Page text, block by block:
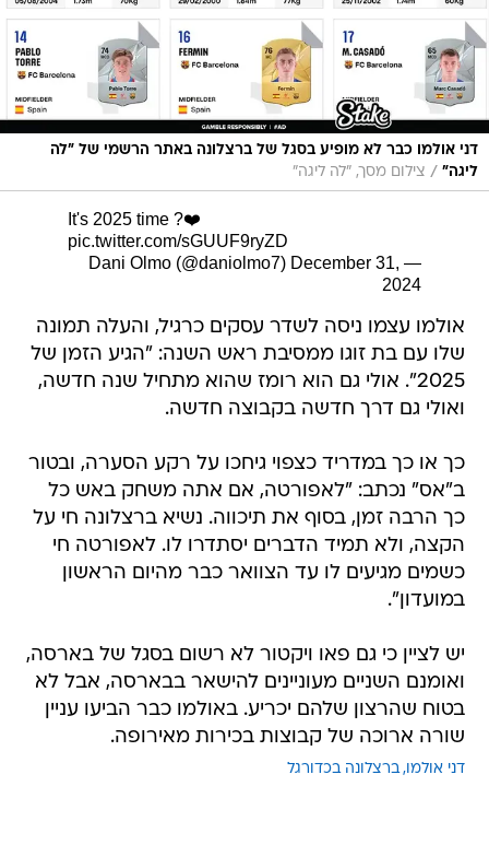
דני אולמו כבר לא מופיע בסגל של ברצלונה באתר הרשמי של "לה
ליגה" / צילום מסך, "לה ליגה"
It's 2025 time ?❤️
pic.twitter.com/sGUUF9ryZD
— Dani Olmo (@daniolmo7)
December 31,
2024
אולמו עצמו ניסה לשדר עסקים כרגיל, והעלה תמונה
שלו עם בת זוגו ממסיבת ראש השנה: "הגיע הזמן של
2025". אולי גם הוא רומז שהוא מתחיל שנה חדשה,
ואולי גם דרך חדשה בקבוצה חדשה.
כך או כך במדריד כצפוי גיחכו על רקע הסערה, ובטור
ב"אס" נכתב: "לאפורטה, אם אתה משחק באש כל
כך הרבה זמן, בסוף את תיכווה. נשיא ברצלונה חי על
הקצה, ולא תמיד הדברים יסתדרו לו. לאפורטה חי
כשמים מגיעים לו עד הצוואר כבר מהיום הראשון
במועדון".
יש לציין כי גם פאו ויקטור לא רשום בסגל של בארסה,
ואומנם השניים מעוניינים להישאר בבארסה, אבל לא
בטוח שהרצון שלהם יכריע. באולמו כבר הביעו עניין
שורה ארוכה של קבוצות בכירות מאירופה.
דני אולמו ברצלונה בכדורגל